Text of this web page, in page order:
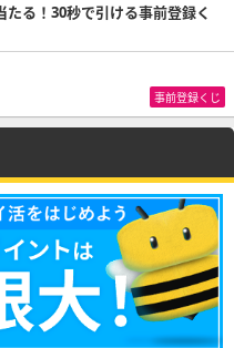
る！30秒で引ける事前登録く
事前登録くじ